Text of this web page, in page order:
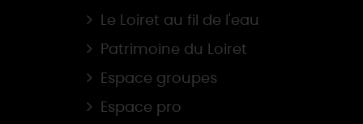
Le Loiret au fil de l'eau
Patrimoine du Loiret
Espace groupes
Espace pro